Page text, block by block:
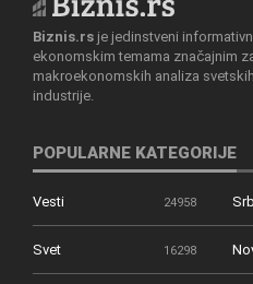
Biznis.rs je jedinstveni
ekonomskim temama značajnim
makroekonomskih analiza
industrije.
POPULARNE KATEGORIJE
Vesti 24958
Svet 16298